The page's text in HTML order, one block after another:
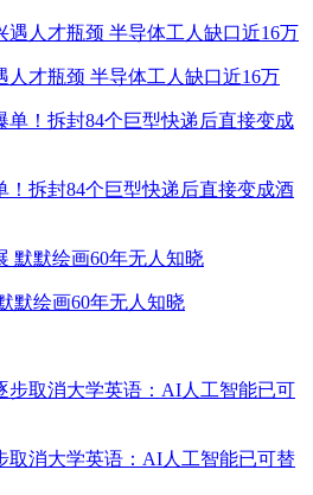
人才瓶颈 半导体工人缺口近16万
！拆封84个巨型快递后直接变成酒
默绘画60年无人知晓
取消大学英语：AI人工智能已可替